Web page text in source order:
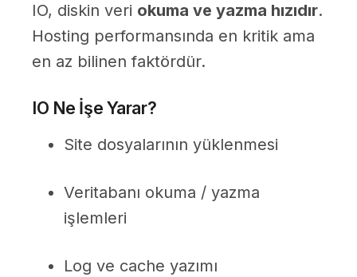
IO, diskin veri okuma ve yazma hızıdır.
Hosting performansında en kritik ama
en az bilinen faktördür.
IO Ne İşe Yarar?
Site dosyalarının yüklenmesi
Veritabanı okuma / yazma
işlemleri
Log ve cache yazımı